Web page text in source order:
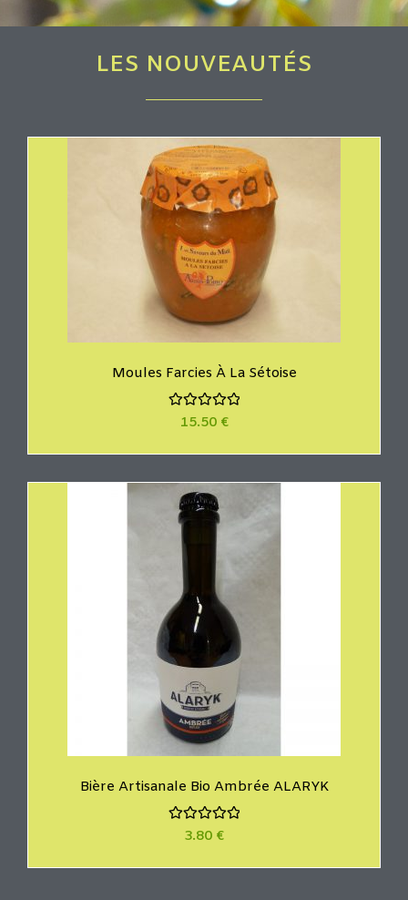
LES NOUVEAUTÉS
Moules Farcies À La Sétoise
e
s
15.50 €
Bière Artisanale Bio Ambrée ALARYK
e
3.80 €